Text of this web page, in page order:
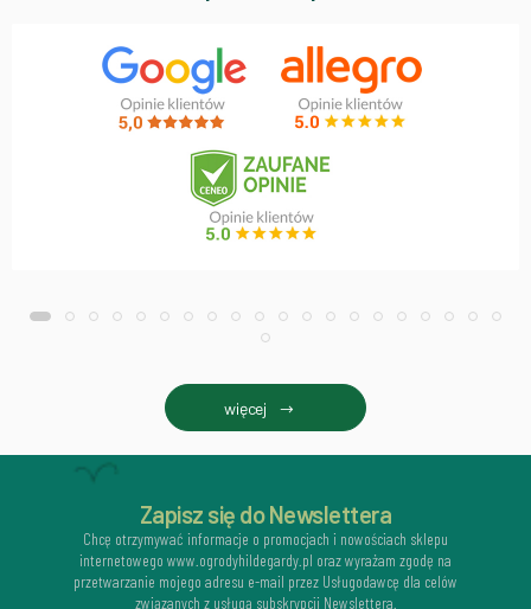
więcej
Zapisz się do Newslettera
Chcę otrzymywać informacje o promocjach i nowościach sklepu
internetowego www.ogrodyhildegardy.pl oraz wyrażam zgodę na
przetwarzanie mojego adresu e-mail przez Usługodawcę dla celów
związanych z usługą subskrypcji Newslettera.